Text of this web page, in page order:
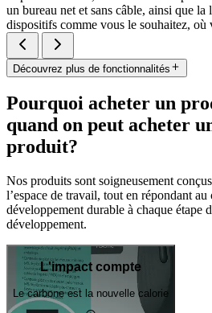
un bureau net et sans câble, ainsi que
dispositifs comme vous le souhaitez, où
Découvrez plus de fonctionnalités
Pourquoi acheter un
quand on peut acheter
produit?
Nos produits sont soigneusement
l’espace de travail, tout en répondant au
développement durable à chaque étape
développement.
L'impact compte
Le carbone est la nouvelle calorie